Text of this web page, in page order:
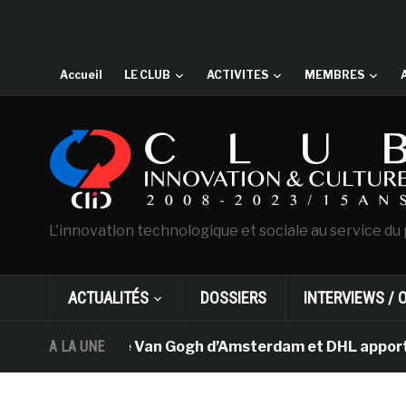
Accueil LE CLUB ACTIVITES MEMBRES
L'innovation technologique et sociale au service
ACTUALITÉS DOSSIERS INTERVIEWS /
A LA UNE
Le musée Van Gogh d’Amsterdam et DHL